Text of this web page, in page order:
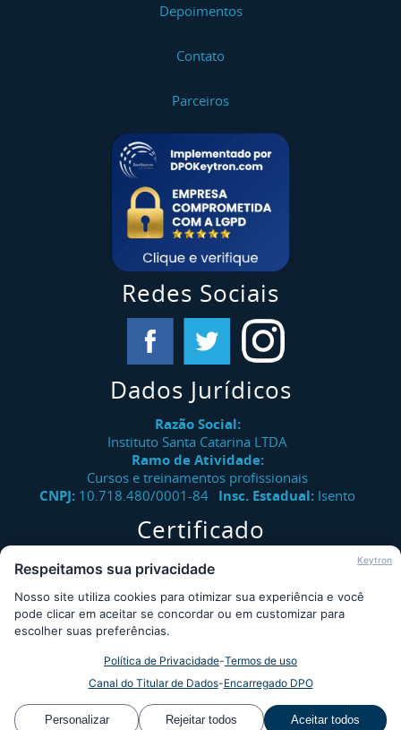
Depoimentos
Contato
Parceiros
Redes Sociais
Dados Jurídicos
Razão Social:
Instituto Santa Catarina LTDA
Ramo de Atividade:
Cursos e treinamentos profissionais
CNPJ: 10.718.480/0001-84 Insc. Estadual: Isento
Certificado
Verifique a autenticidade de certificados emitidos pelo
Instituto Santa Catarina.
Consultar
Desde 2009 - Instituto Santa Catarina © - Todos os direitos
reservados - Desenvolvido por
WS SISTEC
Keytron
Respeitamos sua privacidade
Nosso site utiliza cookies para otimizar sua experiência e você
pode clicar em aceitar se concordar ou em customizar para
escolher suas preferências.
Política de Privacidade-Termos de uso
Canal do Titular de Dados-Encarregado DPO
Personalizar Rejeitar todos Aceitar todos